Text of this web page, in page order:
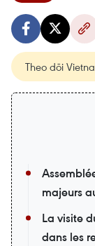
Theo dõi
majeurs
La visite
dans les